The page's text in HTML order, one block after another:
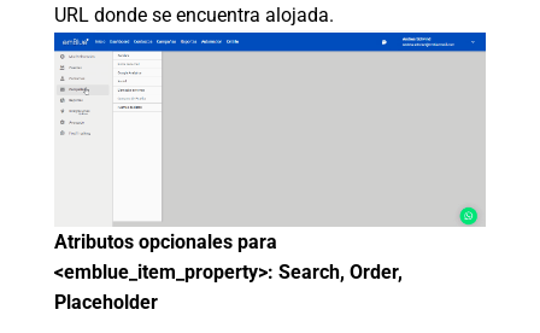
URL donde se encuentra alojada.
Atributos opcionales para
<emblue_item_property>: Search, Order,
Placeholder